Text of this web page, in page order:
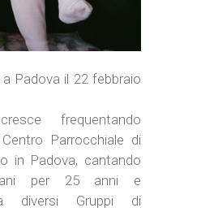
Padova il 22 febbraio
frequentando
Parrocchiale di
in Padova, cantando
per 25 anni e
a diversi Gruppi di